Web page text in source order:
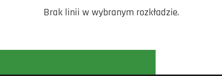
Brak linii w wybranym rozkładzie.